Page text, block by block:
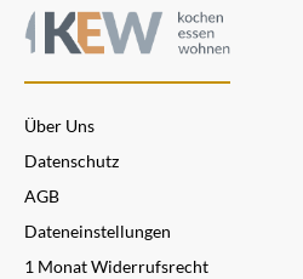
Über Uns
Datenschutz
AGB
Dateneinstellungen
1 Monat Widerrufsrecht